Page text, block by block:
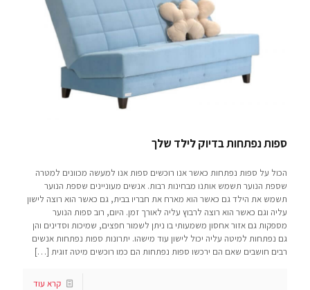
ספות נפתחות בדיוק לילד שלך
הכול על ספות נפתחות כאשר אנו רוכשים ספות אנו למעשה מכוונים למטרה
שספת הנוער תשמש אותנו מבחינות רבות. אנשים מעוניינים שספת הנוער
תשמש את הילד גם כאשר הוא מארח את חבריו בבית, גם כאשר הוא רוצה לישון
עליה וגם כאשר הוא רוצה לרבוץ עליה לאורך זמן. היום, רוב ספות הנוער
מספקות גם אזור אחסון משמעותי בו ניתן לשמור חפצים, שמיכות וסדינים והן
גם נפתחות למיטה עליה יכול לישון עוד מישהו. יתרונות ספות נפתחות אנשים
רבים חושבים שאם הם ירכשו ספות נפתחות הם כמו רוכשים מיטה זוגית […]
קרא עוד